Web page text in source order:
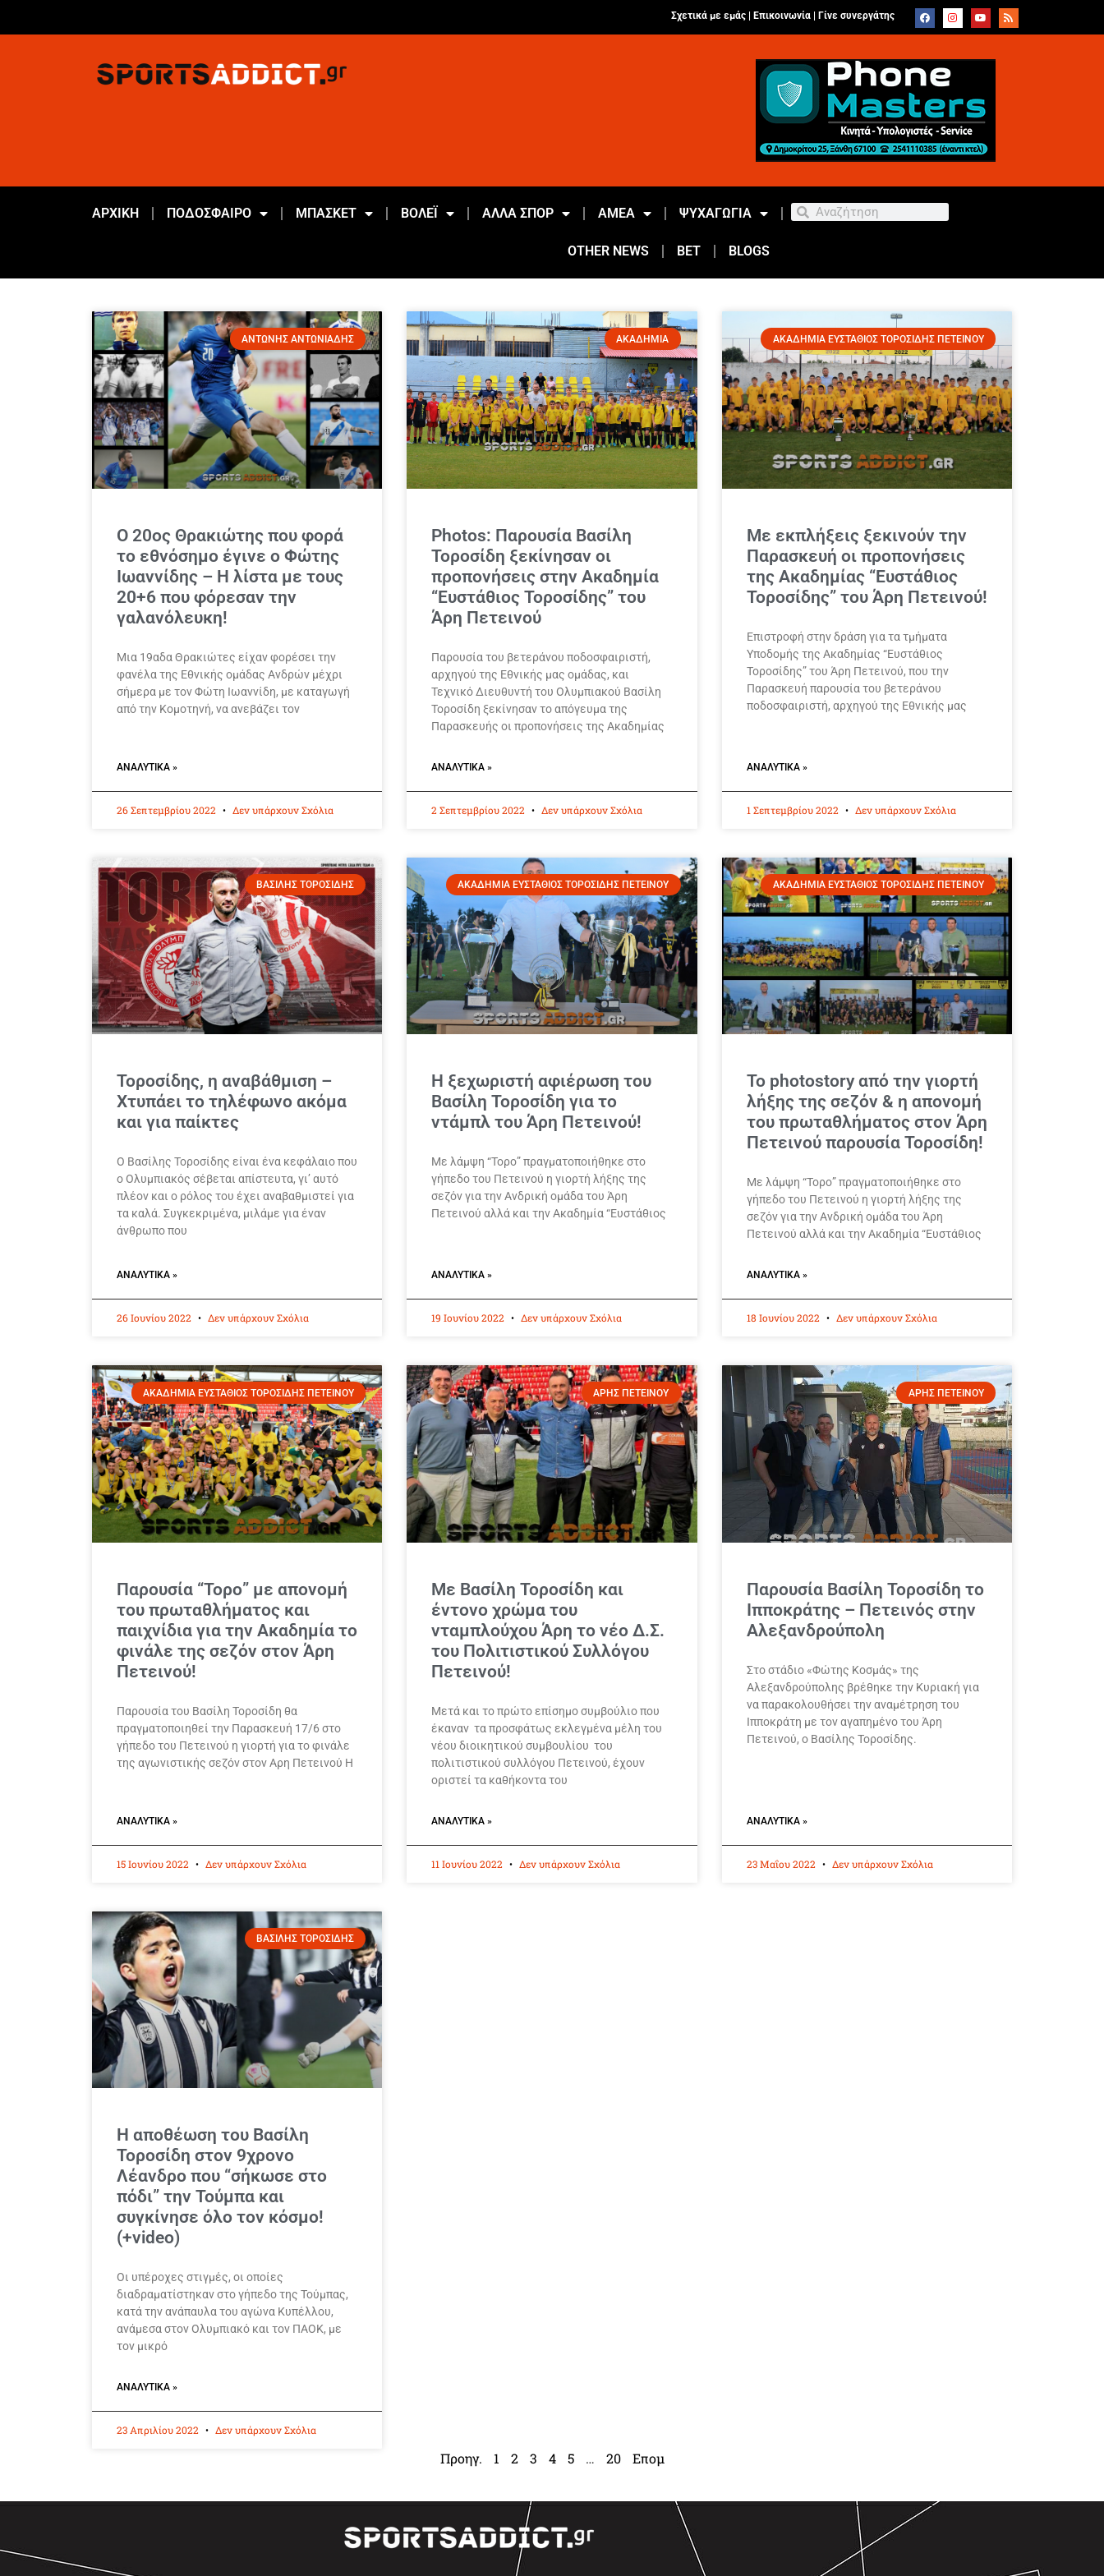
Σχετικά με εμάς | Επικοινωνία Γίνε συνεργάτης
ΑΡΧΙΚΗ ΠΟΔΟΣΦΑΙΡΟ ΜΠΑΣΚΕΤ ΒΟΛΕΪ ΑΛΛΑ ΣΠΟΡ ΑΜΕΑ ΨΥΧΑΓΩΓΙΑ
OTHER NEWS BET BLOGS
ΑΝΤΩΝΗΣ ΑΝΤΩΝΙΑΔΗΣ
Ο 20ος Θρακιώτης που φορά
το εθνόσημο έγινε ο Φώτης
Ιωαννίδης – Η λίστα με τους
20+6 που φόρεσαν την
γαλανόλευκη!
Μια 19αδα Θρακιώτες είχαν φορέσει την
φανέλα της Εθνικής ομάδας Ανδρών μέχρι
σήμερα με τον Φώτη Ιωαννίδη, με καταγωγή
από την Κομοτηνή, να ανεβάζει τον
ΑΝΑΛΥΤΙΚΆ »
26 Σεπτεμβρίου 2022 Δεν υπάρχουν Σχόλια
ΑΚΑΔΗΜΙΑ
Photos: Παρουσία Βασίλη
Τοροσίδη ξεκίνησαν οι
προπονήσεις στην Ακαδημία
“Ευστάθιος Τοροσίδης” του
Άρη Πετεινού
Παρουσία του βετεράνου ποδοσφαιριστή,
αρχηγού της Εθνικής μας ομάδας, και
Τεχνικό Διευθυντή του Ολυμπιακού Βασίλη
Τοροσίδη ξεκίνησαν το απόγευμα της
Παρασκευής οι προπονήσεις της Ακαδημίας
ΑΝΑΛΥΤΙΚΆ »
2 Σεπτεμβρίου 2022 Δεν υπάρχουν Σχόλια
ΑΚΑΔΗΜΙΑ ΕΥΣΤΑΘΙΟΣ ΤΟΡΟΣΙΔΗΣ ΠΕΤΕΙΝΟΥ
Με εκπλήξεις ξεκινούν την
Παρασκευή οι προπονήσεις
της Ακαδημίας “Ευστάθιος
Τοροσίδης” του Άρη Πετεινού!
Επιστροφή στην δράση για τα τμήματα
Υποδομής της Ακαδημίας “Ευστάθιος
Τοροσίδης” του Άρη Πετεινού, που την
Παρασκευή παρουσία του βετεράνου
ποδοσφαιριστή, αρχηγού της Εθνικής μας
ΑΝΑΛΥΤΙΚΆ »
1 Σεπτεμβρίου 2022 Δεν υπάρχουν Σχόλια
ΒΑΣΙΛΗΣ ΤΟΡΟΣΙΔΗΣ
Τοροσίδης, η αναβάθμιση –
Χτυπάει το τηλέφωνο ακόμα
και για παίκτες
Ο Βασίλης Τοροσίδης είναι ένα κεφάλαιο που
ο Ολυμπιακός σέβεται απίστευτα, γι’ αυτό
πλέον και ο ρόλος του έχει αναβαθμιστεί για
τα καλά. Συγκεκριμένα, μιλάμε για έναν
άνθρωπο που
ΑΝΑΛΥΤΙΚΆ »
26 Ιουνίου 2022 Δεν υπάρχουν Σχόλια
ΑΚΑΔΗΜΙΑ ΕΥΣΤΑΘΙΟΣ ΤΟΡΟΣΙΔΗΣ ΠΕΤΕΙΝΟΥ
Η ξεχωριστή αφιέρωση του
Βασίλη Τοροσίδη για το
ντάμπλ του Άρη Πετεινού!
Με λάμψη “Τορο” πραγματοποιήθηκε στο
γήπεδο του Πετεινού η γιορτή λήξης της
σεζόν για την Ανδρική ομάδα του Άρη
Πετεινού αλλά και την Ακαδημία “Ευστάθιος
ΑΝΑΛΥΤΙΚΆ »
19 Ιουνίου 2022 Δεν υπάρχουν Σχόλια
ΑΚΑΔΗΜΙΑ ΕΥΣΤΑΘΙΟΣ ΤΟΡΟΣΙΔΗΣ ΠΕΤΕΙΝΟΥ
Το photostory από την γιορτή
λήξης της σεζόν & η απονομή
του πρωταθλήματος στον Άρη
Πετεινού παρουσία Τοροσίδη!
Με λάμψη “Τορο” πραγματοποιήθηκε στο
γήπεδο του Πετεινού η γιορτή λήξης της
σεζόν για την Ανδρική ομάδα του Άρη
Πετεινού αλλά και την Ακαδημία “Ευστάθιος
ΑΝΑΛΥΤΙΚΆ »
18 Ιουνίου 2022 Δεν υπάρχουν Σχόλια
ΑΚΑΔΗΜΙΑ ΕΥΣΤΑΘΙΟΣ ΤΟΡΟΣΙΔΗΣ ΠΕΤΕΙΝΟΥ
Παρουσία “Τορο” με απονομή
του πρωταθλήματος και
παιχνίδια για την Ακαδημία το
φινάλε της σεζόν στον Άρη
Πετεινού!
Παρουσία του Βασίλη Τοροσίδη θα
πραγματοποιηθεί την Παρασκευή 17/6 στο
γήπεδο του Πετεινού η γιορτή για το φινάλε
της αγωνιστικής σεζόν στον Αρη Πετεινού Η
ΑΝΑΛΥΤΙΚΆ »
15 Ιουνίου 2022 Δεν υπάρχουν Σχόλια
ΑΡΗΣ ΠΕΤΕΙΝΟΥ
Με Βασίλη Τοροσίδη και
έντονο χρώμα του
νταμπλούχου Άρη το νέο Δ.Σ.
του Πολιτιστικού Συλλόγου
Πετεινού!
Μετά και το πρώτο επίσημο συμβούλιο που
έκαναν τα προσφάτως εκλεγμένα μέλη του
νέου διοικητικού συμβουλίου του
πολιτιστικού συλλόγου Πετεινού, έχουν
οριστεί τα καθήκοντα του
ΑΝΑΛΥΤΙΚΆ »
11 Ιουνίου 2022 Δεν υπάρχουν Σχόλια
ΑΡΗΣ ΠΕΤΕΙΝΟΥ
Παρουσία Βασίλη Τοροσίδη το
Ιπποκράτης – Πετεινός στην
Αλεξανδρούπολη
Στο στάδιο «Φώτης Κοσμάς» της
Αλεξανδρούπολης βρέθηκε την Κυριακή για
να παρακολουθήσει την αναμέτρηση του
Ιπποκράτη με τον αγαπημένο του Άρη
Πετεινού, ο Βασίλης Τοροσίδης.
ΑΝΑΛΥΤΙΚΆ »
23 Μαΐου 2022 Δεν υπάρχουν Σχόλια
ΒΑΣΙΛΗΣ ΤΟΡΟΣΙΔΗΣ
Η αποθέωση του Βασίλη
Τοροσίδη στον 9χρονο
Λέανδρο που “σήκωσε στο
πόδι” την Τούμπα και
συγκίνησε όλο τον κόσμο!
(+video)
Οι υπέροχες στιγμές, οι οποίες
διαδραματίστηκαν στο γήπεδο της Τούμπας,
κατά την ανάπαυλα του αγώνα Κυπέλλου,
ανάμεσα στον Ολυμπιακό και τον ΠΑΟΚ, με
τον μικρό
ΑΝΑΛΥΤΙΚΆ »
23 Απριλίου 2022 Δεν υπάρχουν Σχόλια
Προηγ. 1 2 3 4 5 … 20 Επομ